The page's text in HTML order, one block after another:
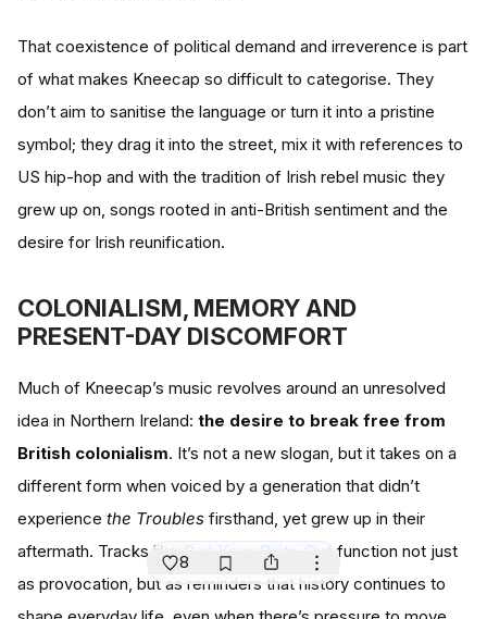
That coexistence of political demand and irreverence is part
of what makes Kneecap so difficult to categorise. They
don’t aim to sanitise the language or turn it into a pristine
symbol; they drag it into the street, mix it with references to
US hip-hop and with the tradition of Irish rebel music they
grew up on, songs rooted in anti-British sentiment and the
desire for Irish reunification.
COLONIALISM, MEMORY AND
PRESENT-DAY DISCOMFORT
Much of Kneecap’s music revolves around an unresolved
idea in Northern Ireland: the desire to break free from
British colonialism. It’s not a new slogan, but it takes on a
different form when voiced by a generation that didn’t
experience the Troubles firsthand, yet grew up in their
aftermath. Tracks likeGet Your Brits Out function not just
as provocation, but as reminders that history continues to
8